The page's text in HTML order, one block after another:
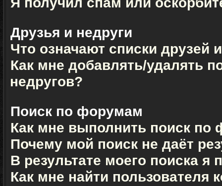
Друзья и недруги
Что означают списки друзей
Как мне добавлять/удалять
недругов?
Поиск по форумам
Как мне выполнить поиск
Почему мой поиск не даёт
В результате моего поиска я
Как мне найти пользователя